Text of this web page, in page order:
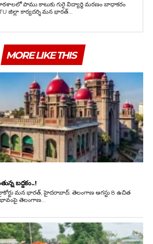
పాఠశాలలో పాము కాటుకు గురై విద్యార్థి మరణం బాధాకరం
బండమీది బలరాం CITU జిల్లా కార్యదర్శి మన భారత్...
MORE LIKE THIS
బద్దకం..!
8 ఉచిత
తెలంగాణ...